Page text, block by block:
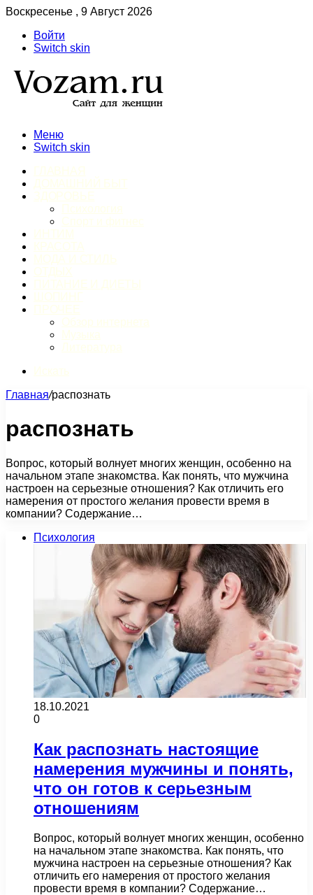
Воскресенье , 9 Август 2026
Войти
Switch skin
Меню
Switch skin
Главная/распознать
распознать
Вопрос, который волнует многих женщин, особенно на
начальном этапе знакомства. Как понять, что мужчина
настроен на серьезные отношения? Как отличить его
намерения от простого желания провести время в
компании? Содержание…
Психология
18.10.2021
0
Как распознать настоящие
намерения мужчины и понять,
что он готов к серьезным
отношениям
Вопрос, который волнует многих женщин, особенно
на начальном этапе знакомства. Как понять, что
мужчина настроен на серьезные отношения? Как
отличить его намерения от простого желания
провести время в компании? Содержание…